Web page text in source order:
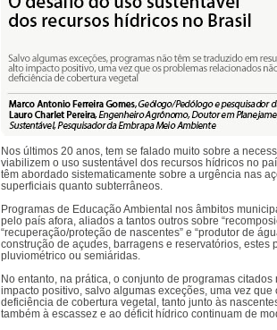
Nos últimos 20 anos, tem se falado muito sobre a
viabilizem o uso sustentável dos recursos hídricos no
têm abordado sistematicamente sobre a urgência nas
superficiais quanto subterrâneos.
Programas de Educação Ambiental nos âmbitos
pelo país afora, aliados a tantos outros sobre
“recuperação/proteção de nascentes” e “produtor de
construção de açudes, barragens e reservatórios,
pluviométrico ou semiáridas.
No entanto, na prática, o conjunto de programas
impacto positivo, salvo algumas exceções, uma vez
deficiência de cobertura vegetal, tanto junto às
também à escassez e ao déficit hídrico continuam de